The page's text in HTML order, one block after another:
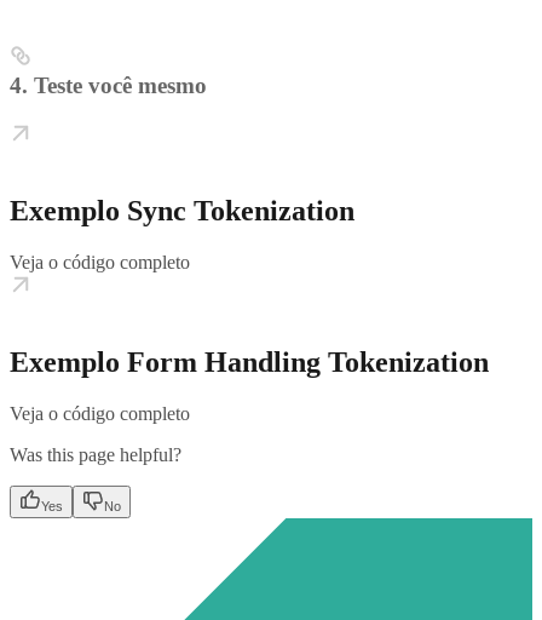
4. Teste você mesmo
Exemplo Sync Tokenization
Veja o código completo
Exemplo Form Handling Tokenization
Veja o código completo
Was this page helpful?
Yes No